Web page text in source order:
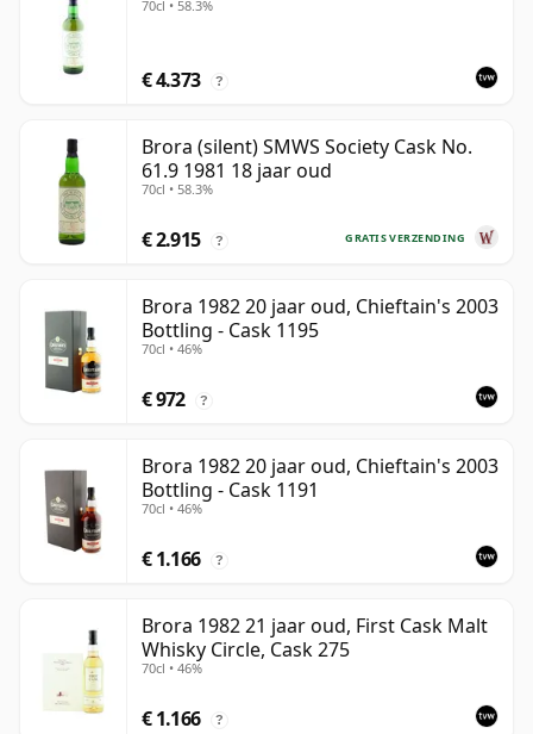
70cl • 58.3%
€ 4.373 ?
Brora (silent) SMWS Society Cask No.
61.9 1981 18 jaar oud
70cl • 58.3%
GRATIS VERZENDING
€ 2.915 ?
Brora 1982 20 jaar oud, Chieftain's 2003
Bottling - Cask 1195
70cl • 46%
€ 972 ?
Brora 1982 20 jaar oud, Chieftain's 2003
Bottling - Cask 1191
70cl • 46%
€ 1.166 ?
Brora 1982 21 jaar oud, First Cask Malt
Whisky Circle, Cask 275
70cl • 46%
€ 1.166 ?